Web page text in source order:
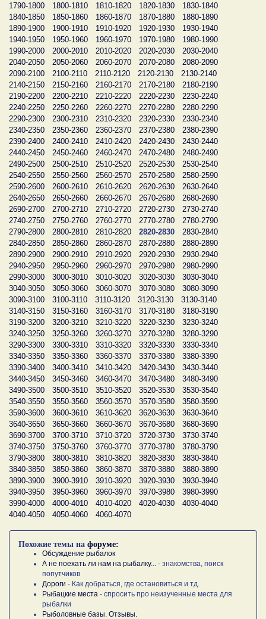
1790-1800
1800-1810 1810-1820 1820-1830
1830-1840
1840-1850
1850-1860 1860-1870 1870-1880
1880-1890
1890-1900
1900-1910 1910-1920 1920-1930
1930-1940
1940-1950
1950-1960 1960-1970 1970-1980
1980-1990
1990-2000
2000-2010 2010-2020 2020-2030
2030-2040
2040-2050
2050-2060 2060-2070 2070-2080
2080-2090
2090-2100
2100-2110 2110-2120 2120-2130
2130-2140
2140-2150
2150-2160 2160-2170 2170-2180
2180-2190
2190-2200
2200-2210 2210-2220 2220-2230
2230-2240
2240-2250
2250-2260 2260-2270 2270-2280
2280-2290
2290-2300
2300-2310 2310-2320 2320-2330
2330-2340
2340-2350
2350-2360 2360-2370 2370-2380
2380-2390
2390-2400
2400-2410 2410-2420 2420-2430
2430-2440
2440-2450
2450-2460 2460-2470 2470-2480
2480-2490
2490-2500
2500-2510 2510-2520 2520-2530
2530-2540
2540-2550
2550-2560 2560-2570 2570-2580
2580-2590
2590-2600
2600-2610 2610-2620 2620-2630
2630-2640
2640-2650
2650-2660 2660-2670 2670-2680
2680-2690
2690-2700
2700-2710 2710-2720 2720-2730
2730-2740
2740-2750
2750-2760 2760-2770 2770-2780
2780-2790
2790-2800
2800-2810 2810-2820 2820-2830
2830-2840
2840-2850
2850-2860 2860-2870 2870-2880
2880-2890
2890-2900
2900-2910 2910-2920 2920-2930
2930-2940
2940-2950
2950-2960 2960-2970 2970-2980
2980-2990
2990-3000
3000-3010 3010-3020 3020-3030
3030-3040
3040-3050
3050-3060 3060-3070 3070-3080
3080-3090
3090-3100
3100-3110 3110-3120 3120-3130
3130-3140
3140-3150
3150-3160 3160-3170 3170-3180
3180-3190
3190-3200
3200-3210 3210-3220 3220-3230
3230-3240
3240-3250
3250-3260 3260-3270 3270-3280
3280-3290
3290-3300
3300-3310 3310-3320 3320-3330
3330-3340
3340-3350
3350-3360 3360-3370 3370-3380
3380-3390
3390-3400
3400-3410 3410-3420 3420-3430
3430-3440
3440-3450
3450-3460 3460-3470 3470-3480
3480-3490
3490-3500
3500-3510 3510-3520 3520-3530
3530-3540
3540-3550
3550-3560 3560-3570 3570-3580
3580-3590
3590-3600
3600-3610 3610-3620 3620-3630
3630-3640
3640-3650
3650-3660 3660-3670 3670-3680
3680-3690
3690-3700
3700-3710 3710-3720 3720-3730
3730-3740
3740-3750
3750-3760 3760-3770 3770-3780
3780-3790
3790-3800
3800-3810 3810-3820 3820-3830
3830-3840
3840-3850
3850-3860 3860-3870 3870-3880
3880-3890
3890-3900
3900-3910 3910-3920 3920-3930
3930-3940
3940-3950
3950-3960 3960-3970 3970-3980
3980-3990
3990-4000
4000-4010 4010-4020 4020-4030
4030-4040
4040-4050
4050-4060 4060-4070
Похожие темы на форуме:
Обсуждение рыбалок
А не поехать ли нам на рыбалку...
- знакомства, поиск
попутчиков
Дороги - Как добраться, где остановиться и тд.
Рыбацкие места - спросить про неизученные места для
рыбалки
Рыболовные базы. Отзывы.